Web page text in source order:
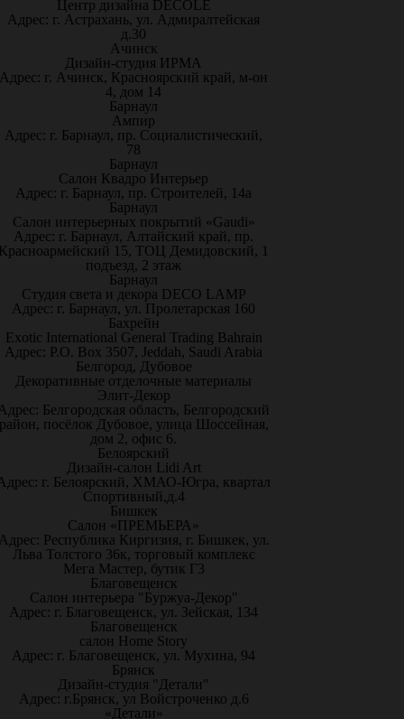
Центр дизайна DECOLE
Адрес: г. Астрахань, ул. Адмиралтейская
д.30
Ачинск
Дизайн-студия ИРМА
Адрес: г. Ачинск, Красноярский край, м-он
4, дом 14
Барнаул
Ампир
Адрес: г. Барнаул, пр. Социалистический,
78
Барнаул
Салон Квадро Интерьер
Адрес: г. Барнаул, пр. Строителей, 14а
Барнаул
Салон интерьерных покрытий «Gaudi»
Адрес: г. Барнаул, Алтайский край, пр.
15, ТОЦ Демидовский, 1
подъезд, 2 этаж
Барнаул
Студия света и декора DECO LAMP
Адрес: г. Барнаул, ул. Пролетарская 160
Бахрейн
Exotic International General Trading Bahrain
Адрес: P.O. Box 3507, Jeddah, Saudi Arabia
Белгород, Дубовое
Декоративные отделочные материалы
Элит-Декор
Белгородская область, Белгородский
посёлок Дубовое, улица Шоссейная,
дом 2, офис 6.
Белоярский
Дизайн-салон Lidi Art
г. Белоярский, ХМАО-Югра, квартал
Спортивный,д.4
Бишкек
Салон «ПРЕМЬЕРА»
Республика Киргизия, г. Бишкек, ул.
Льва Толстого 36к, торговый комплекс
Мега Мастер, бутик Г3
Благовещенск
Салон интерьера "Буржуа-Декор"
Адрес: г. Благовещенск, ул. Зейская, 134
Благовещенск
салон Home Story
Адрес: г. Благовещенск, ул. Мухина, 94
Брянск
Дизайн-студия "Детали"
Адрес: г.Брянск, ул Войстроченко д.6
«Детали»